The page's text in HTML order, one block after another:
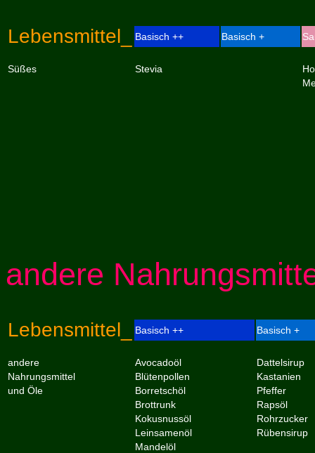
Lebensmittel_ Basisch ++ Basisch +
Süßes Stevia
andere
Lebensmittel_ Basisch ++ Basisch +
andere Avocadoöl
Dattelsirup
Nahrungsmittel
Blütenpollen
Kastanien
und Öle
Borretschöl
Pfeffer
Brottrunk
Rapsöl
Kokusnussöl
Rohrzucker
Leinsamenöl
Rübensirup
Mandelöl